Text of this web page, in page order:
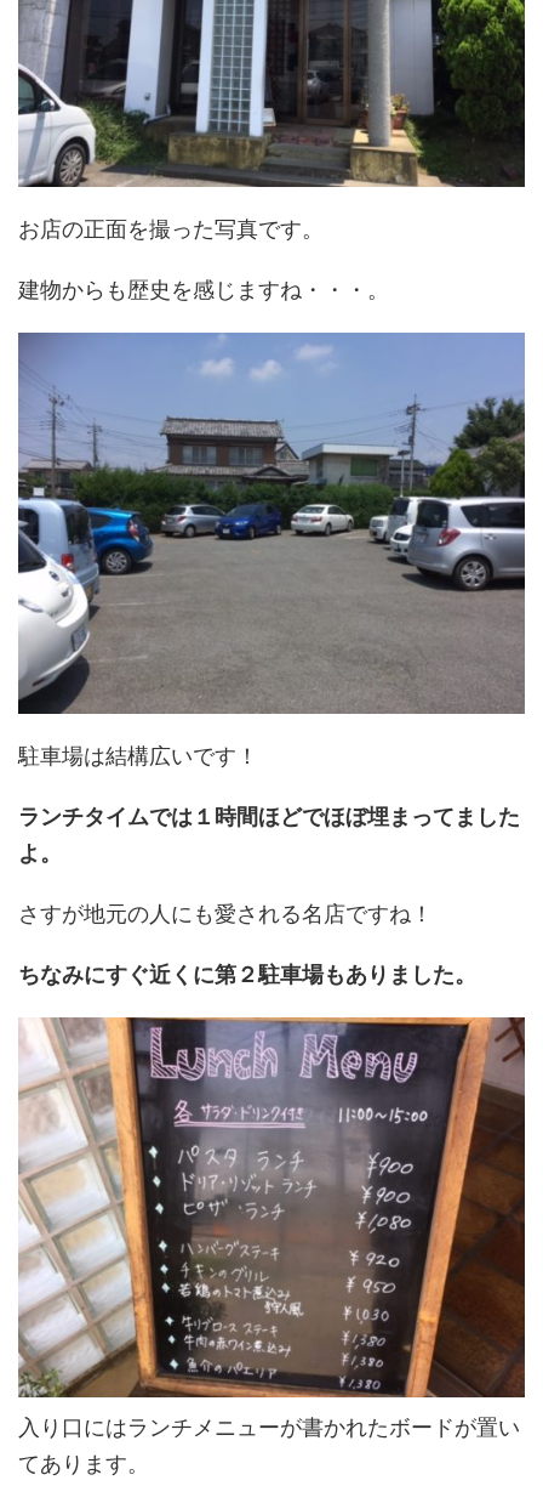
お店の正面を撮った写真です。
建物からも歴史を感じますね・・・。
駐車場は結構広いです！
ランチタイムでは１時間ほどでほぼ埋まってました
よ。
さすが地元の人にも愛される名店ですね！
ちなみにすぐ近くに第２駐車場もありました。
入り口にはランチメニューが書かれたボードが置い
てあります。